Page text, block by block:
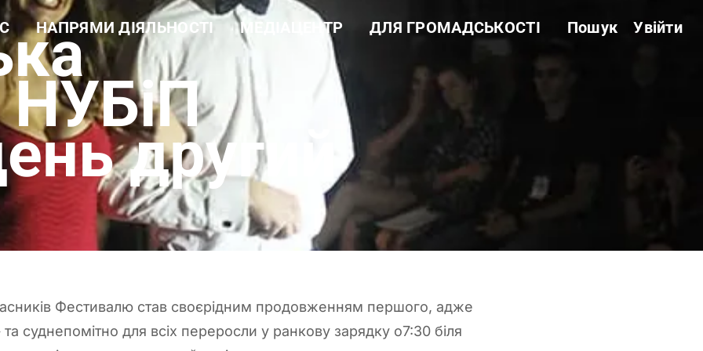
довідка
документи
НАПРЯМИ ДІЯЛЬНОСТІ
Навчальна робота
Науково-дослідна робота
Еколого-просвітницька
діяльність
Лісогосподарська
діяльність
Виробнича діяльність
Рекреаційні послуги та
екомережа
МЕДІАЦЕНТР
Новини
Фотогалерея
Відеогалерея
ДЛЯ ГРОМАДСЬКОСТІ
Сертифікація
Нормативні акти
Антикорупційні заходи
Пошук Увійти
НУБіП
другий
Фестивалю став своєрідним продовженням першого, адже
суднепомітно для всіх переросли у ранкову зарядку о7:30 біля